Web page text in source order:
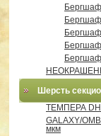
Шерсть
ТЕМПЕРА
GALAXY/
мкм